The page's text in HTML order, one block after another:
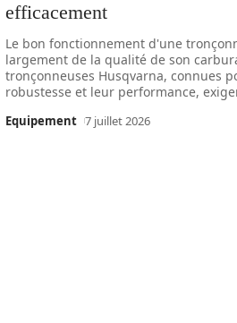
efficacement
Le bon fonctionnement d'une
largement de la qualité de son
tronçonneuses Husqvarna, connues
robustesse et leur performance,
Equipement 7 juillet 2026